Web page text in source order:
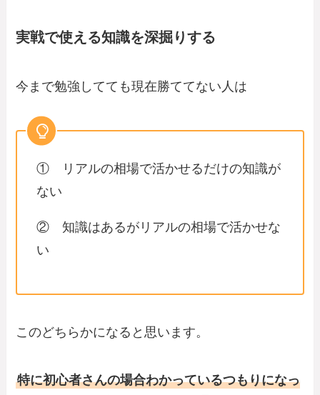
実戦で使える知識を深掘りする
今まで勉強してても現在勝ててない人は
① リアルの相場で活かせるだけの知識が
ない
② 知識はあるがリアルの相場で活かせな
い
このどちらかになると思います。
特に初心者さんの場合わかっているつもりになっ